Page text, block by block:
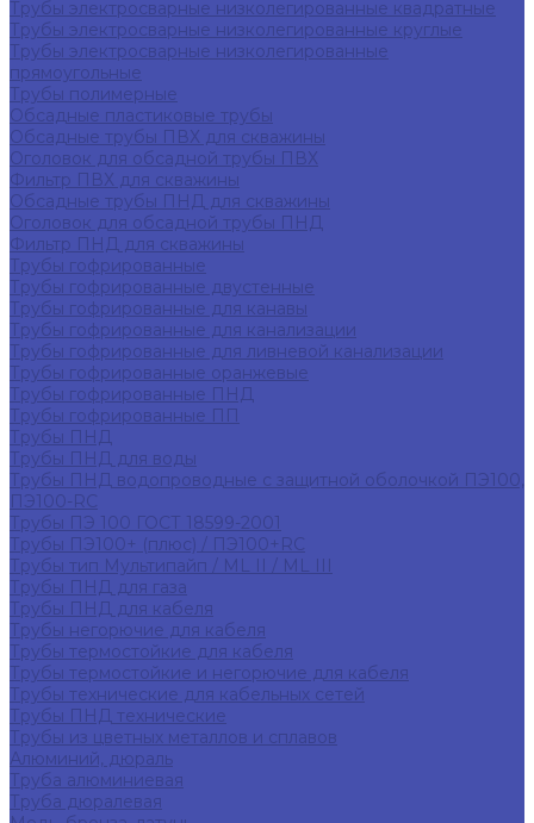
Трубы электросварные низколегированные квадратные
Трубы электросварные низколегированные круглые
Трубы электросварные низколегированные
прямоугольные
Трубы полимерные
Обсадные пластиковые трубы
Обсадные трубы ПВХ для скважины
Оголовок для обсадной трубы ПВХ
Фильтр ПВХ для скважины
Обсадные трубы ПНД для скважины
Оголовок для обсадной трубы ПНД
Фильтр ПНД для скважины
Трубы гофрированные
Трубы гофрированные двустенные
Трубы гофрированные для канавы
Трубы гофрированные для канализации
Трубы гофрированные для ливневой канализации
Трубы гофрированные оранжевые
Трубы гофрированные ПНД
Трубы гофрированные ПП
Трубы ПНД
Трубы ПНД для воды
Трубы ПНД водопроводные с защитной оболочкой ПЭ100,
ПЭ100-RC
Трубы ПЭ 100 ГОСТ 18599-2001
Трубы ПЭ100+ (плюс) / ПЭ100+RC
Трубы тип Мультипайп / ML II / ML III
Трубы ПНД для газа
Трубы ПНД для кабеля
Трубы негорючие для кабеля
Трубы термостойкие для кабеля
Трубы термостойкие и негорючие для кабеля
Трубы технические для кабельных сетей
Трубы ПНД технические
Трубы из цветных металлов и сплавов
Алюминий, дюраль
Труба алюминиевая
Труба дюралевая